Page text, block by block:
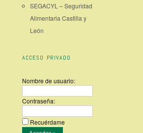
SEGACYL – Seguridad
Alimentaria Castilla y
León
ACCESO PRIVADO
Nombre de usuario:
Contraseña:
Recuérdame